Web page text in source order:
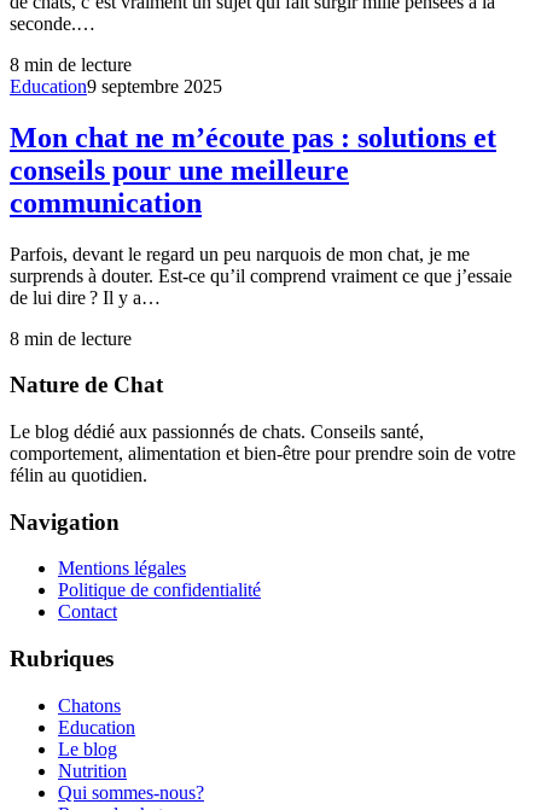
seconde.…
8 min de lecture
Education9 septembre 2025
Mon chat ne m’écoute pas : solutions et
conseils pour une meilleure
communication
Parfois, devant le regard un peu narquois de mon chat, je me
surprends à douter. Est-ce qu’il comprend vraiment ce que j’essaie
de lui dire ? Il y a…
8 min de lecture
Nature de Chat
Le blog dédié aux passionnés de chats. Conseils santé,
comportement, alimentation et bien-être pour prendre soin de votre
félin au quotidien.
Navigation
Mentions légales
Politique de confidentialité
Contact
Rubriques
Chatons
Education
Le blog
Nutrition
Qui sommes-nous?